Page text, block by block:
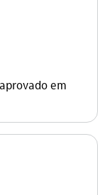
em